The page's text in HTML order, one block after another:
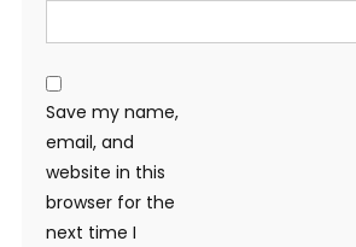
Save my name,
email, and
website in this
browser for the
next time I